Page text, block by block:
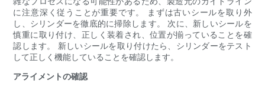
に注意深く従うことが重要です。 まずは古いシールを取り外
し、シリンダーを徹底的に掃除します。 次に、新しいシールを
慎重に取り付け、正しく装着され、位置が揃っていることを確
認します。 新しいシールを取り付けたら、シリンダーをテスト
して正しく機能していることを確認します。
アライメントの確認